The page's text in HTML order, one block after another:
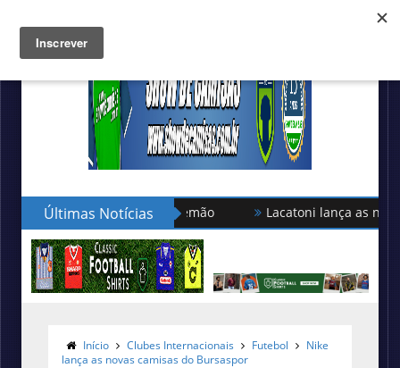
Últimas Notícias
Lacatoni lança as novas camisas
Türkgücü München usará
Início Clubes Internacionais Futebol
Nike
lança as novas camisas do Bursaspor